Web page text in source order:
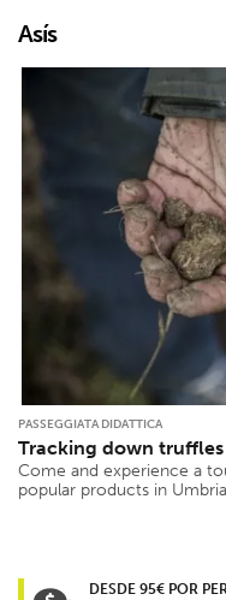
Asís
PASSEGGIATA DIDATTICA
Tracking down
Come and experience a
popular products in
DESDE 95€ POR